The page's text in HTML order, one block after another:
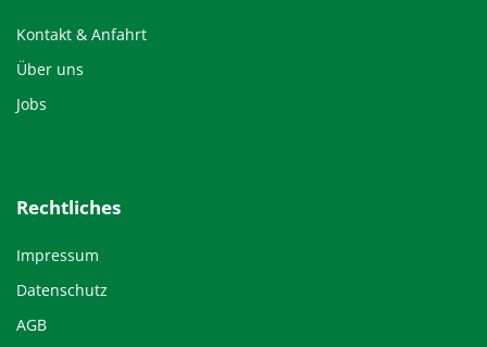
Kontakt & Anfahrt
Über uns
Jobs
Rechtliches
Impressum
Datenschutz
AGB